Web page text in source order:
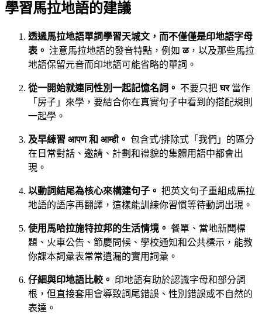
學習馬拉地語的建議
透過馬拉地語單詞學習天城文，而不僅僅是印地語字母
表。 注意馬拉地語的發音特點，例如ळ，以及那些馬拉
地語保留元音而印地語可能省略的單詞。
從一開始就連同性別一起記憶名詞。 不要只把घर當作
「房子」來學，要結合你在真實句子中看到的搭配規則
一起學。
及早練習 आपण 和 आम्ही。 包含式/排除式「我們」的區分
在日常對話、邀請、計劃和禮貌的集體用語中都會出
現。
以動詞結尾為核心來構建句子。 把英文句子重組成馬拉
地語的語序再翻譯，這樣能訓練你習慣等待動詞出現。
使用馬哈拉施特拉邦的生活情境。 餐單、當地新聞標
題、火車公告、節慶問候、學校通知和公共標示，能教
你課本詞彙表常常遺漏的實用詞彙。
仔細與印地語比較。 印地語有助於認識字母和部分詞
根，但直接套用會導致詞尾錯誤、性別錯誤或不自然的
表達。